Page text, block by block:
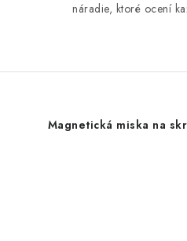
náradie, ktoré ocení
Magnetická miska na